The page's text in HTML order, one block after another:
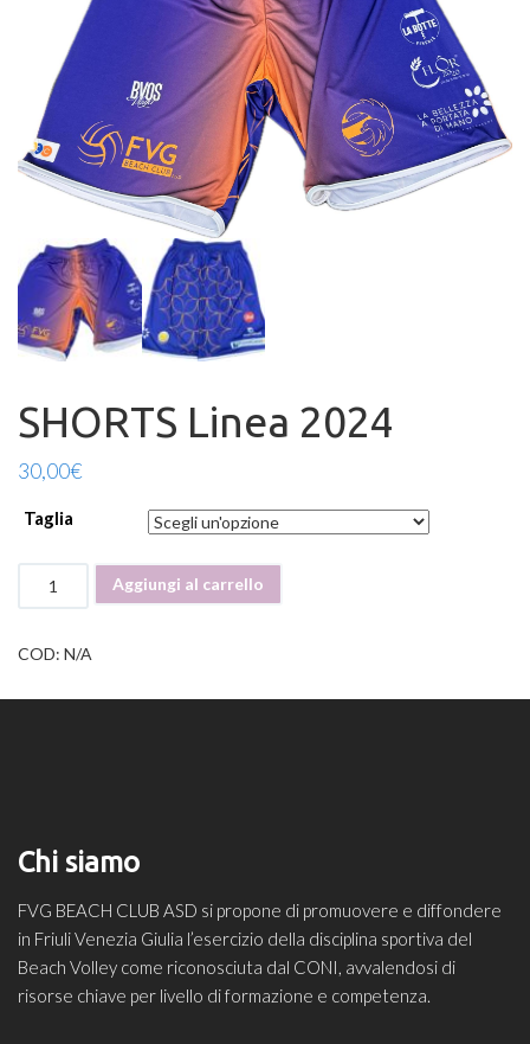
SHORTS Linea 2024
30,00€
Taglia
Linea
quantità
Aggiungi al carrello
COD: N/A
Chi siamo
FVG BEACH CLUB ASD si propone di promuovere e diffondere
in Friuli Venezia Giulia l’esercizio della disciplina sportiva del
Beach Volley come riconosciuta dal CONI, avvalendosi di
risorse chiave per livello di formazione e competenza.